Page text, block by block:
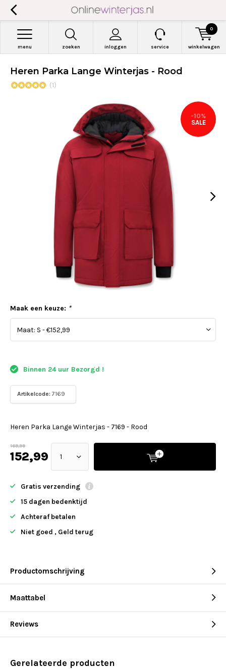
zoeken inloggen
menu service winkelwagen
0
Heren Parka Lange Winterjas - Rood
(1)
-10%
SALE
Maak een keuze: *
Binnen 24 uur Bezorgd !
Artikelcode: 7169
Heren Parka Lange Winterjas - 7169 - Rood
169,99
152,99
Gratis verzending
15 dagen bedenktijd
Achteraf betalen
Niet goed , Geld terug
Productomschrijving
Maattabel
Reviews
Gerelateerde producten